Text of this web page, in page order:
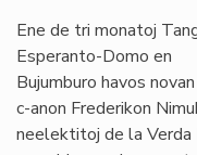
Ene de tri monatoj
Esperanto-Domo en
Bujumburo havos
c-anon Frederikon
neelektitoj de la Verda